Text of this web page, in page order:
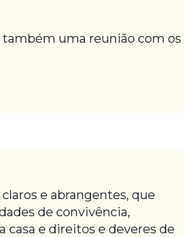
também uma reunião com os
e abrangentes, que
de convivência,
casa e direitos e deveres de